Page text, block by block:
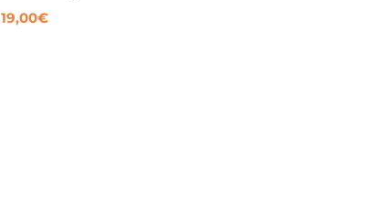
Il
19,00€Il